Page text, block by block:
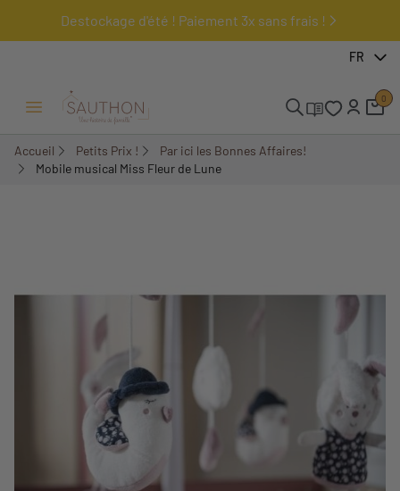
Destockage d'été ! Paiement 3x sans frais !
FR
Ouvrir/Fermer menu
0
Accueil Petits Prix !
Par ici les Bonnes Affaires!
Mobile musical Miss Fleur de Lune